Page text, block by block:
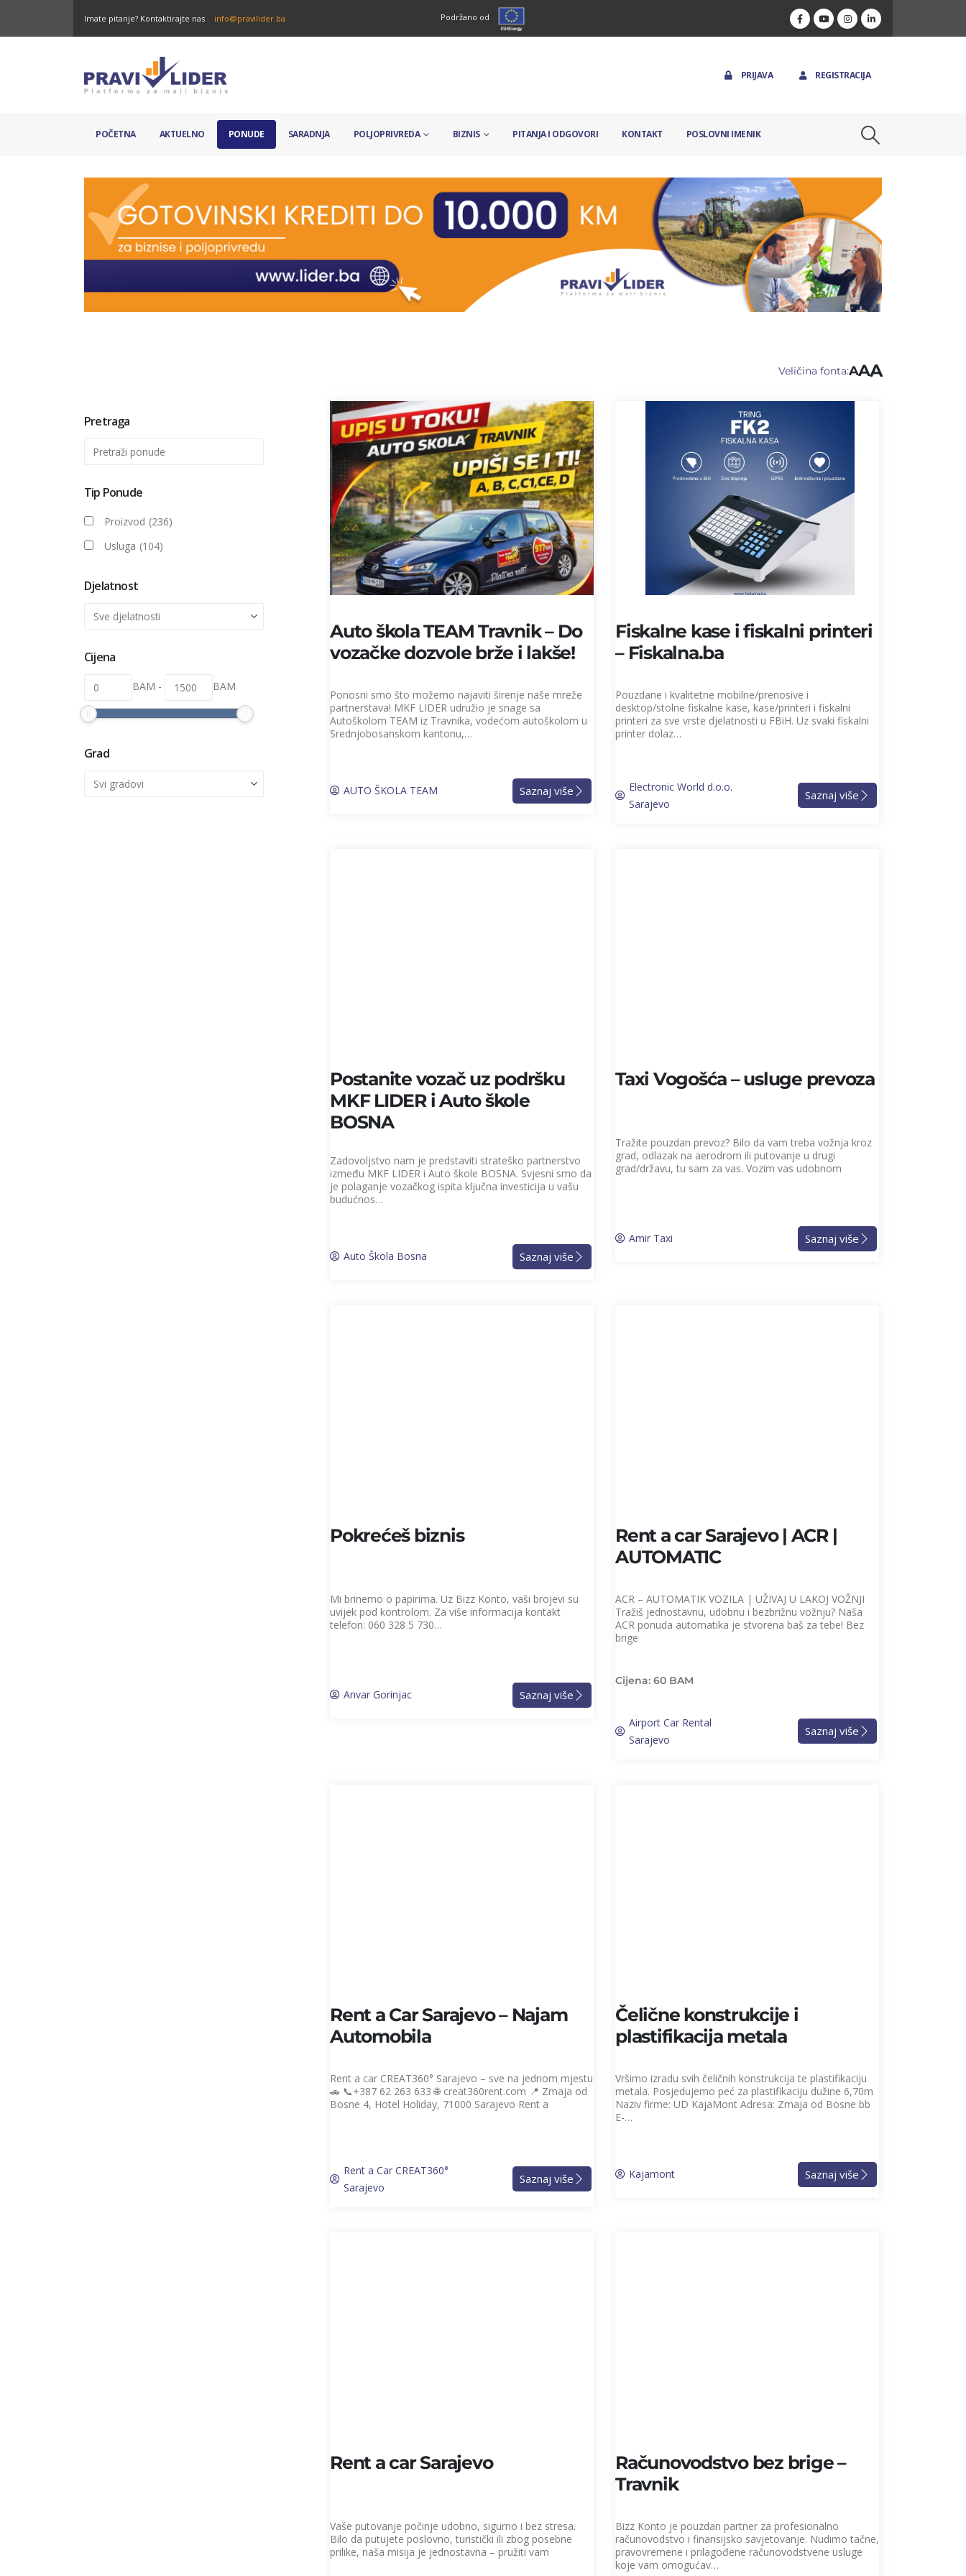
Imate pitanje? Kontaktirajte nas info@pravilider.ba Podržano od
PRIJAVA REGISTRACIJA
POČETNA AKTUELNO PONUDE SARADNJA POLJOPRIVREDA BIZNIS PITANJA I ODGOVORI KONTAKT POSLOVNI IMENIK
Veličina fonta:AAA
Pretraga
Tip Ponude
Proizvod (236)
Usluga (104)
Djelatnost
Cijena
BAM - BAM
Grad
Auto škola TEAM Travnik – Do
vozačke dozvole brže i lakše!
Ponosni smo što možemo najaviti širenje naše mreže
partnerstava! MKF LIDER udružio je snage sa
Autoškolom TEAM iz Travnika, vodećom autoškolom u
Srednjobosanskom kantonu,…
AUTO ŠKOLA TEAM Saznaj više
Fiskalne kase i fiskalni printeri
– Fiskalna.ba
Pouzdane i kvalitetne mobilne/prenosive i
desktop/stolne fiskalne kase, kase/printeri i fiskalni
printeri za sve vrste djelatnosti u FBiH. Uz svaki fiskalni
printer dolaz…
Electronic World d.o.o.
Sarajevo
Saznaj više
Postanite vozač uz podršku
MKF LIDER i Auto škole
BOSNA
Zadovoljstvo nam je predstaviti strateško partnerstvo
između MKF LIDER i Auto škole BOSNA. Svjesni smo da
je polaganje vozačkog ispita ključna investicija u vašu
budućnos…
Auto Škola Bosna Saznaj više
Taxi Vogošća – usluge prevoza
Tražite pouzdan prevoz? Bilo da vam treba vožnja kroz
grad, odlazak na aerodrom ili putovanje u drugi
grad/državu, tu sam za vas. Vozim vas udobnom
Amir Taxi Saznaj više
Pokrećeš biznis
Mi brinemo o papirima. Uz Bizz Konto, vaši brojevi su
uvijek pod kontrolom. Za više informacija kontakt
telefon: 060 328 5 730…
Anvar Gorinjac Saznaj više
Rent a car Sarajevo | ACR |
AUTOMATIC
ACR – AUTOMATIK VOZILA | UŽIVAJ U LAKOJ VOŽNJI
Tražiš jednostavnu, udobnu i bezbrižnu vožnju? Naša
ACR ponuda automatika je stvorena baš za tebe! Bez
brige
Cijena: 60 BAM
Airport Car Rental
Sarajevo
Saznaj više
Rent a Car Sarajevo – Najam
Automobila
Rent a car CREAT360° Sarajevo – sve na jednom mjestu
🚗 📞+387 62 263 633 🌐 creat360rent.com 📍 Zmaja od
Bosne 4, Hotel Holiday, 71000 Sarajevo Rent a
Rent a Car CREAT360°
Sarajevo
Saznaj više
Čelične konstrukcije i
plastifikacija metala
Vršimo izradu svih čeličnih konstrukcija te plastifikaciju
metala. Posjedujemo peć za plastifikaciju dužine 6,70m
Naziv firme: UD KajaMont Adresa: Zmaja od Bosne bb
E-…
Kajamont Saznaj više
Rent a car Sarajevo
Vaše putovanje počinje udobno, sigurno i bez stresa.
Bilo da putujete poslovno, turistički ili zbog posebne
prilike, naša misija je jednostavna – pružiti vam
Računovodstvo bez brige –
Travnik
Bizz Konto je pouzdan partner za profesionalno
računovodstvo i finansijsko savjetovanje. Nudimo tačne,
pravovremene i prilagođene računovodstvene usluge
koje vam omogućav…